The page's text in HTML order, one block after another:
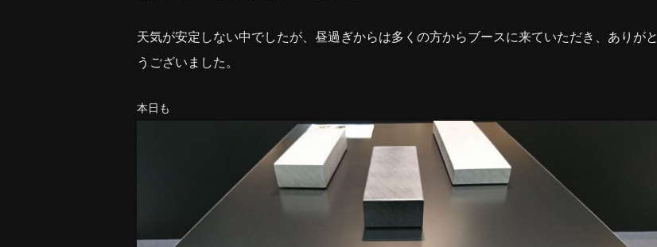
天気が安定しない中でしたが、昼過ぎからは多くの方からブースに来ていただき、ありがと
うございました。
本日も